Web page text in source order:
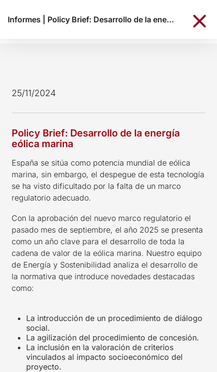
Informes Policy Brief: Desarrollo de la energía eólica marina
25/11/2024
Policy Brief: Desarrollo de la energía
eólica marina
España se sitúa como potencia mundial de eólica
marina, sin embargo, el despegue de esta tecnología
se ha visto dificultado por la falta de un marco
regulatorio adecuado.
Con la aprobación del nuevo marco regulatorio el
pasado mes de septiembre, el año 2025 se presenta
como un año clave para el desarrollo de toda la
cadena de valor de la eólica marina. Nuestro equipo
de Energía y Sostenibilidad analiza el desarrollo de
la normativa que introduce novedades destacadas
como:
La introducción de un procedimiento de diálogo
social.
La agilización del procedimiento de concesión.
La inclusión en la valoración de criterios
vinculados al impacto socioeconómico del
proyecto.